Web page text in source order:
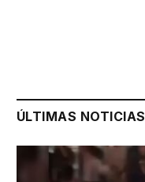
ÚLTIMAS NOTICIAS